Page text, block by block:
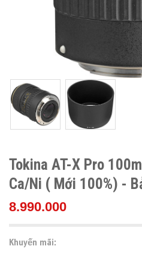
Tokina AT-X Pro
Ca/Ni ( Mới 100%) -
8.990.000
Khuyến mãi: